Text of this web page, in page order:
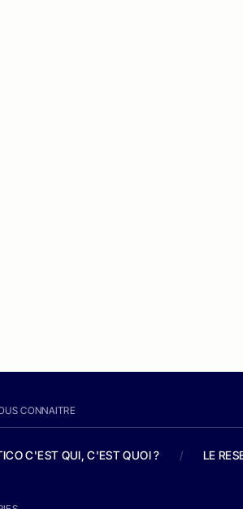
CONNAITRE
C'EST QUI, C'EST QUOI ? / LE